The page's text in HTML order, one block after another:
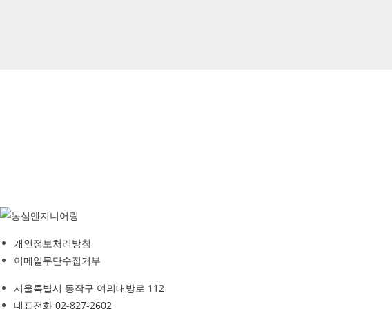
개인정보처리방침
이메일무단수집거부
서울특별시 동작구 여의대방로 112
대표전화 02-827-2602